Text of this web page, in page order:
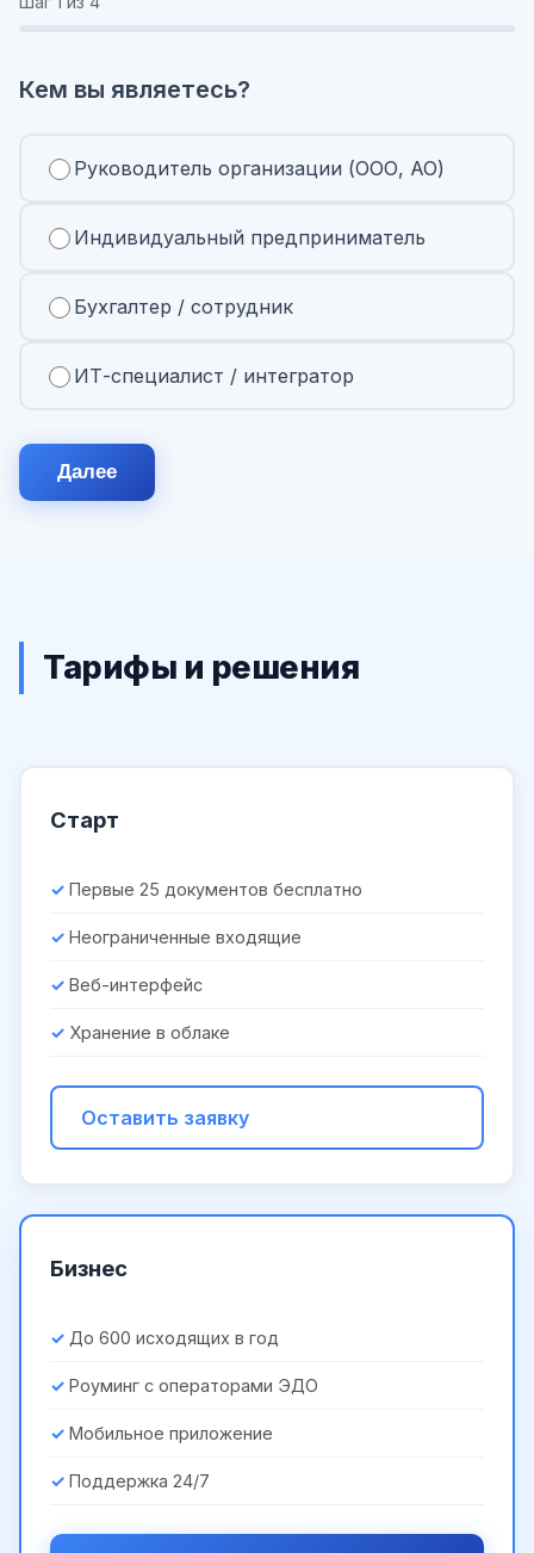
Кем вы являетесь?
Руководитель организации (ООО, АО)
Индивидуальный предприниматель
Бухгалтер / сотрудник
ИТ-специалист / интегратор
Далее
Тарифы и решения
Старт
Первые 25 документов бесплатно
Неограниченные входящие
Веб-интерфейс
Хранение в облаке
Оставить заявку
Бизнес
До 600 исходящих в год
Роуминг с операторами ЭДО
Мобильное приложение
Поддержка 24/7